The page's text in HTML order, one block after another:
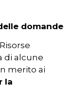
domande
di alcune
merito ai
la